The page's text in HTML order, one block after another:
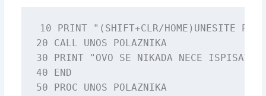
10 PRINT "(SHIFT+CLR/HOME)UNESITE
20 CALL UNOS POLAZNIKA
30 PRINT "OVO SE NIKADA NECE ISPISATI"
40 END
50 PROC UNOS POLAZNIKA